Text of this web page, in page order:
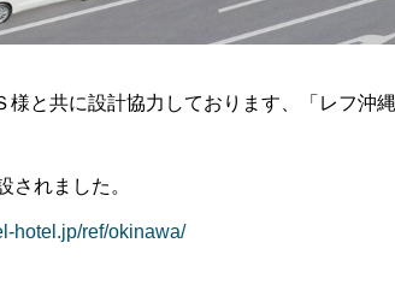
様と共に設計協力しております、「レフ沖
されました。
hotel.jp/ref/okinawa/